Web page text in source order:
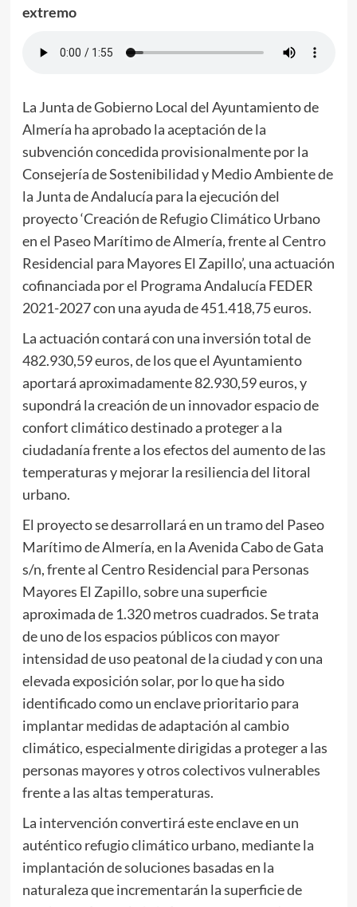
extremo
La Junta de Gobierno Local del Ayuntamiento de
Almería ha aprobado la aceptación de la
subvención concedida provisionalmente por la
Consejería de Sostenibilidad y Medio Ambiente de
la Junta de Andalucía para la ejecución del
proyecto ‘Creación de Refugio Climático Urbano
en el Paseo Marítimo de Almería, frente al Centro
Residencial para Mayores El Zapillo’, una actuación
cofinanciada por el Programa Andalucía FEDER
2021-2027 con una ayuda de 451.418,75 euros.
La actuación contará con una inversión total de
482.930,59 euros, de los que el Ayuntamiento
aportará aproximadamente 82.930,59 euros, y
supondrá la creación de un innovador espacio de
confort climático destinado a proteger a la
ciudadanía frente a los efectos del aumento de las
temperaturas y mejorar la resiliencia del litoral
urbano.
El proyecto se desarrollará en un tramo del Paseo
Marítimo de Almería, en la Avenida Cabo de Gata
s/n, frente al Centro Residencial para Personas
Mayores El Zapillo, sobre una superficie
aproximada de 1.320 metros cuadrados. Se trata
de uno de los espacios públicos con mayor
intensidad de uso peatonal de la ciudad y con una
elevada exposición solar, por lo que ha sido
identificado como un enclave prioritario para
implantar medidas de adaptación al cambio
climático, especialmente dirigidas a proteger a las
personas mayores y otros colectivos vulnerables
frente a las altas temperaturas.
La intervención convertirá este enclave en un
auténtico refugio climático urbano, mediante la
implantación de soluciones basadas en la
naturaleza que incrementarán la superficie de